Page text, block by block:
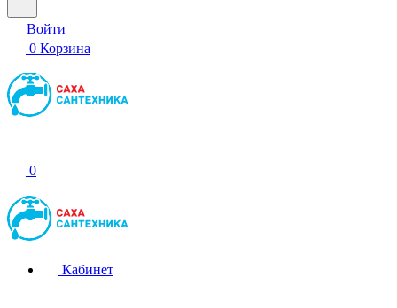
Войти
0 Корзина
0
Кабинет